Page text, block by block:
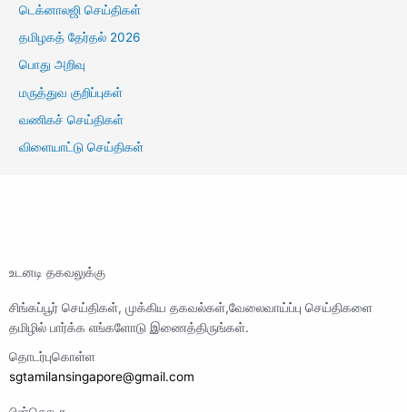
டெக்னாலஜி செய்திகள்
தமிழகத் தேர்தல் 2026
பொது அறிவு
மருத்துவ குறிப்புகள்
வணிகச் செய்திகள்
விளையாட்டு செய்திகள்
உடனடி தகவலுக்கு
சிங்கப்பூர் செய்திகள், முக்கிய தகவல்கள்,வேலைவாய்ப்பு செய்திகளை
தமிழில் பார்க்க எங்களோடு இணைத்திருங்கள்.
தொடர்புகொள்ள
sgtamilansingapore@gmail.com